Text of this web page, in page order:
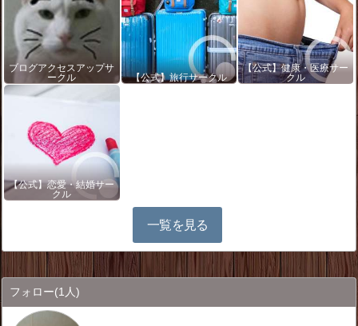
ブログアクセスアップサ
ークル
【公式】旅行サークル
【公式】健康・医療サー
クル
【公式】恋愛・結婚サー
クル
一覧を見る
フォロー(1人)